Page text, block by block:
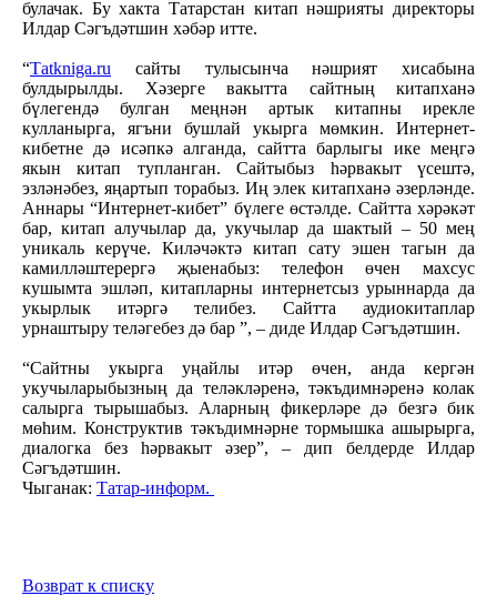
булачак. Бу хакта Татарстан китап нәшрияты директоры
Илдар Сәгъдәтшин хәбәр итте.
“Тatkniga.ru сайты тулысынча нәшрият хисабына
булдырылды. Хәзерге вакытта сайтның китапханә
бүлегендә булган меңнән артык китапны ирекле
кулланырга, ягъни бушлай укырга мөмкин. Интернет-
кибетне дә исәпкә алганда, сайтта барлыгы ике меңгә
якын китап тупланган. Сайтыбыз һәрвакыт үсештә,
эзләнәбез, яңартып торабыз. Иң элек китапханә әзерләнде.
Аннары “Интернет-кибет” бүлеге өстәлде. Сайтта хәрәкәт
бар, китап алучылар да, укучылар да шактый – 50 мең
уникаль керүче. Киләчәктә китап сату эшен тагын да
камилләштерергә җыенабыз: телефон өчен махсус
кушымта эшләп, китапларны интернетсыз урыннарда да
укырлык итәргә телибез. Сайтта аудиокитаплар
урнаштыру теләгебез дә бар ”, – диде Илдар Сәгъдәтшин.
“Сайтны укырга уңайлы итәр өчен, анда кергән
укучыларыбызның да теләкләренә, тәкъдимнәренә колак
салырга тырышабыз. Аларның фикерләре дә безгә бик
мөһим. Конструктив тәкъдимнәрне тормышка ашырырга,
диалогка без һәрвакыт әзер”, – дип белдерде Илдар
Сәгъдәтшин.
Чыганак: Татар-информ.
Возврат к списку